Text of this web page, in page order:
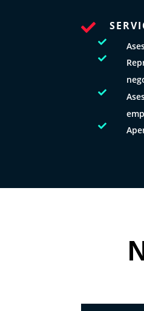




